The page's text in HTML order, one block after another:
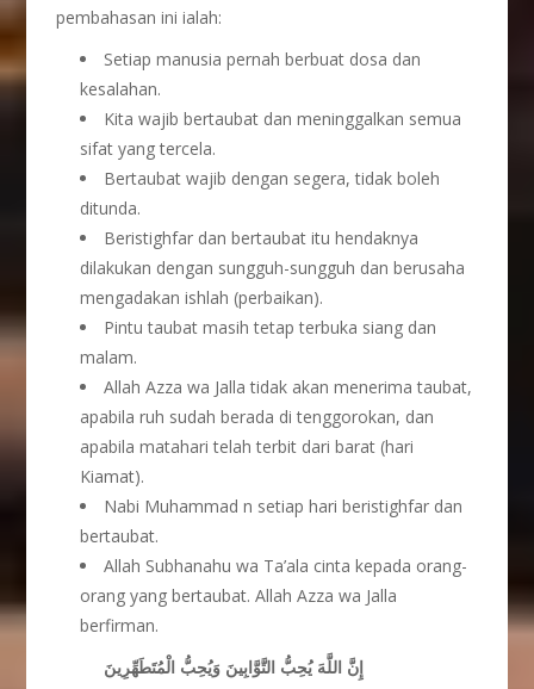
pembahasan ini ialah:
Setiap manusia pernah berbuat dosa dan
kesalahan.
Kita wajib bertaubat dan meninggalkan semua
sifat yang tercela.
Bertaubat wajib dengan segera, tidak boleh
ditunda.
Beristighfar dan bertaubat itu hendaknya
dilakukan dengan sungguh-sungguh dan berusaha
mengadakan ishlah (perbaikan).
Pintu taubat masih tetap terbuka siang dan
malam.
Allah Azza wa Jalla tidak akan menerima taubat,
apabila ruh sudah berada di tenggorokan, dan
apabila matahari telah terbit dari barat (hari
Kiamat).
Nabi Muhammad n setiap hari beristighfar dan
bertaubat.
Allah Subhanahu wa Ta’ala cinta kepada orang-
orang yang bertaubat. Allah Azza wa Jalla
berfirman.
إِنَّ اللَّهَ يُحِبُّ التَّوَّابِينَ وَيُحِبُّ الْمُتَطَهِّرِينَ